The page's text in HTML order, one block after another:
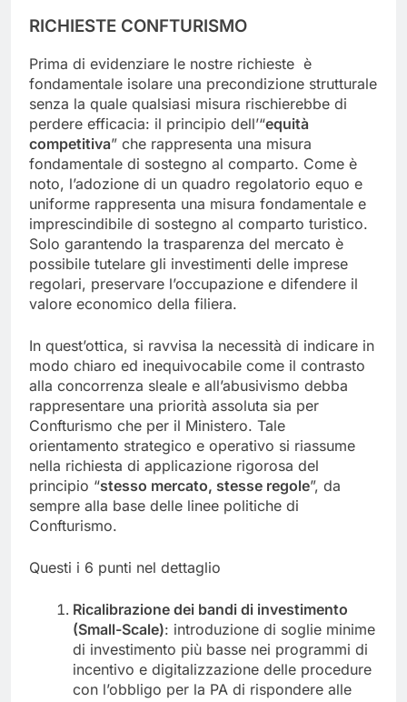
RICHIESTE CONFTURISMO
Prima di evidenziare le nostre richieste è
fondamentale isolare una precondizione strutturale
senza la quale qualsiasi misura rischierebbe di
perdere efficacia: il principio dell’“equità
competitiva” che rappresenta una misura
fondamentale di sostegno al comparto. Come è
noto, l’adozione di un quadro regolatorio equo e
uniforme rappresenta una misura fondamentale e
imprescindibile di sostegno al comparto turistico.
Solo garantendo la trasparenza del mercato è
possibile tutelare gli investimenti delle imprese
regolari, preservare l’occupazione e difendere il
valore economico della filiera.
In quest’ottica, si ravvisa la necessità di indicare in
modo chiaro ed inequivocabile come il contrasto
alla concorrenza sleale e all’abusivismo debba
rappresentare una priorità assoluta sia per
Confturismo che per il Ministero. Tale
orientamento strategico e operativo si riassume
nella richiesta di applicazione rigorosa del
principio “stesso mercato, stesse regole”, da
sempre alla base delle linee politiche di
Confturismo.
Questi i 6 punti nel dettaglio
Ricalibrazione dei bandi di investimento
(Small-Scale): introduzione di soglie minime
di investimento più basse nei programmi di
incentivo e digitalizzazione delle procedure
con l’obbligo per la PA di rispondere alle